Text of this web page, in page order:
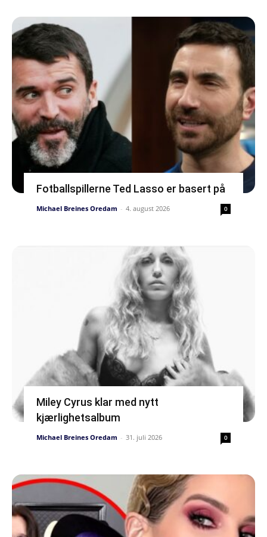
Fotballspillerne Ted Lasso er basert på
Michael Breines Oredam - 4. august 2026 0
Miley Cyrus klar med nytt
kjærlighetsalbum
Michael Breines Oredam - 31. juli 2026 0